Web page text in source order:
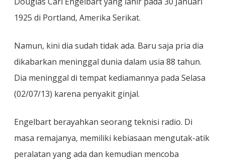
1925 di Portland, Amerika Serikat.
Namun, kini dia sudah tidak ada. Baru saja pria dia
dikabarkan meninggal dunia dalam usia 88 tahun.
Dia meninggal di tempat kediamannya pada Selasa
(02/07/13) karena penyakit ginjal.
Engelbart berayahkan seorang teknisi radio. Di
masa remajanya, memiliki kebiasaan mengutak-atik
peralatan yang ada dan kemudian mencoba